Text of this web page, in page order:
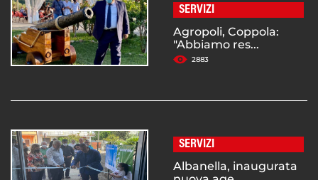
SERVIZI
Agropoli, Coppola:
"Abbiamo res...
2883
SERVIZI
Albanella, inaugurata